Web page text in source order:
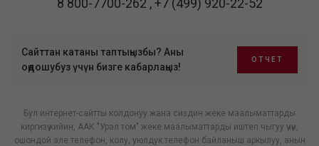
8 800-7700-262 ,+7 (499) 920-22-52
Сайттан катаны таптыңызбы? Аны
оңдошубуз үчүн бизге кабарлаңыз!
ОТЧЕТ
Бул интернет-сайтты колдонуу жана сиздин жеке маалыматтарды
киргизүү кийин, ААК "Урал том" жеке маалыматтарды иштеп чыгуу үчүн,
ошондой эле телефон, колу, уюлдук телефон байланыш аркылуу, анын